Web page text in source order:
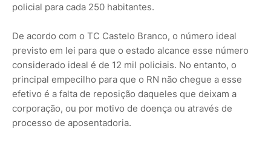
policial para cada 250 habitantes.
De acordo com o TC Castelo Branco, o número ideal
previsto em lei para que o estado alcance esse número
considerado ideal é de 12 mil policiais. No entanto, o
principal empecilho para que o RN não chegue a esse
efetivo é a falta de reposição daqueles que deixam a
corporação, ou por motivo de doença ou através de
processo de aposentadoria.